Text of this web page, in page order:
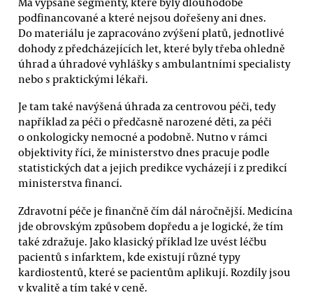
podfinancované a které nejsou dořešeny ani dnes.
Do materiálu je zapracováno zvýšení platů, jednotlivé
dohody z předcházejících let, které byly třeba ohledně
úhrad a úhradové vyhlášky s ambulantními specialisty
nebo s praktickými lékaři.
Je tam také navýšená úhrada za centrovou péči, tedy
například za péči o předčasně narozené děti, za péči
o onkologicky nemocné a podobně. Nutno v rámci
objektivity říci, že ministerstvo dnes pracuje podle
statistických dat a jejich predikce vycházejí i z predikcí
ministerstva financí.
Zdravotní péče je finančně čím dál náročnější. Medicína
jde obrovským způsobem dopředu a je logické, že tím
také zdražuje. Jako klasický příklad lze uvést léčbu
pacientů s infarktem, kde existují různé typy
kardiostentů, které se pacientům aplikují. Rozdíly jsou
v kvalitě a tím také v ceně.